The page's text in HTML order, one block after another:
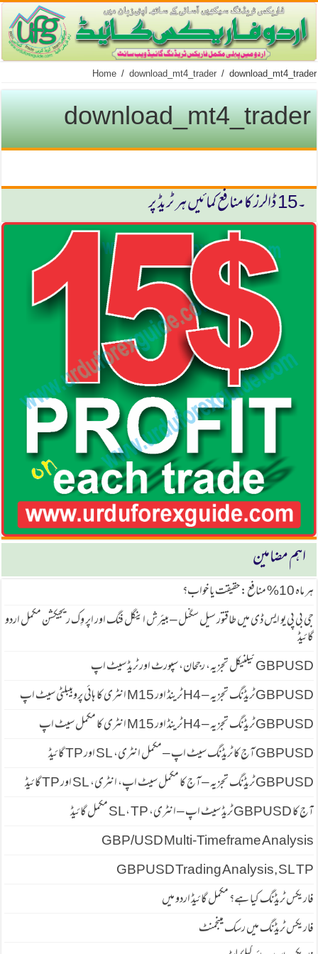
Home / download_mt4_trader / download_mt4_trader
download_mt4_trader
۔15 ڈالرز كا منافع كمائیں ہر ٹریڈ پر
اہم مضامین
ہر ماہ 10% منافع: حقیقت یا خواب؟
جی بی پی یو ایس ڈی میں طاقتور سیل سگنل – بیئرش اینگل فنگ اور اپر وِک ریجیکشن مکمل اردو
گائیڈ
GBPUSD ٹیکنیکل تجزیہ، رجحان، سپورٹ اور ٹریڈ سیٹ اپ
GBPUSD ٹریڈنگ تجزیہ – H4 ٹرینڈ اور M15 انٹری کا ہائی پروبیبلٹی سیٹ اپ
GBPUSD ٹریڈنگ تجزیہ – H4 ٹرینڈ اور M15 انٹری کا مکمل سیٹ اپ
GBPUSD آج کا ٹریڈنگ سیٹ اپ – مکمل انٹری، SL اور TP گائیڈ
GBPUSD ٹریڈنگ تجزیہ – آج کا مکمل سیٹ اپ، انٹری، SL اور TP گائیڈ
آج کا GBPUSD ٹریڈ سیٹ اپ – انٹری، SL، TP مکمل گائیڈ
GBP/USD Multi-Timeframe Analysis
GBPUSD Trading Analysis, SL TP
فاریکس ٹریڈنگ کیا ہے؟ مکمل گائیڈ اردو میں
فاریکس ٹریڈنگ میں رسک مینجمنٹ